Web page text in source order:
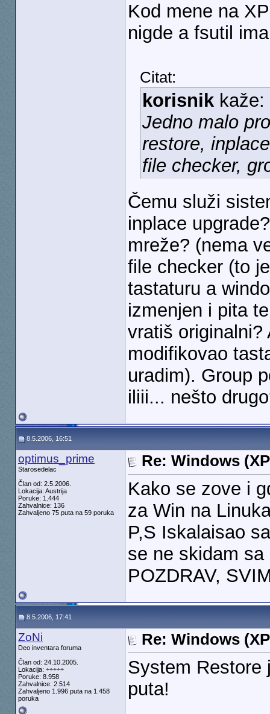
Kod mene na
nigde a fsutil
Citat:
korisnikkaže:
Jedno malo
restore,
file checker,
Čemu služi
inplace
mreže? (nema
file checker (to
tastaturu a
izmenjen i pita
vratiš
modifikovao
uradim). Group
iliii... nešto
8.5.2006, 16:51
optimus_prime
Starosedelac
Član od: 2.5.2006.
Lokacija: Austrija
Poruke: 1.444
Zahvalnice: 136
Zahvaljeno 75 puta na 59 poruka
Re: Windows
Kako se zove i
za Win na
P,S Iskalaisao
se ne skidam
POZDRAV,
8.5.2006, 17:41
ZoNi
Deo inventara foruma
Član od: 24.10.2005.
Lokacija: ÷÷÷÷÷
Poruke: 8.958
Zahvalnice: 2.514
Zahvaljeno 1.996 puta na 1.458
poruka
Re: Windows
System
puta!